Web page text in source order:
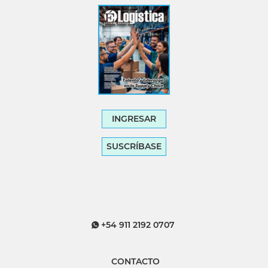
INGRESAR
SUSCRÍBASE
+54 911 2192 0707
CONTACTO